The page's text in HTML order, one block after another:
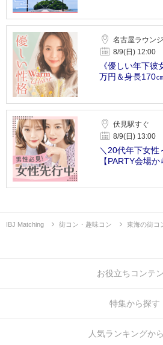
名古屋ラウンジ
8/9(日) 12:00
《優しい年下
万円＆身長170
伏見駅すぐ
8/9(日) 13:00
＼20代年下女
【PARTY会場
IBJ Matching 街コン・趣味コン 東海の街コ
お役立ちコンテ
特集から探す
人気ランキングか